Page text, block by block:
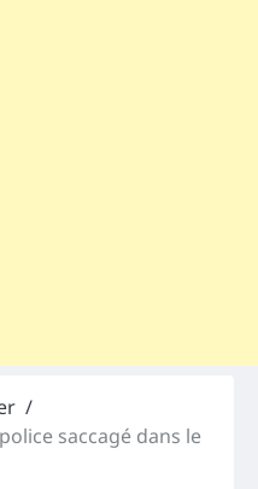
saccagé dans le